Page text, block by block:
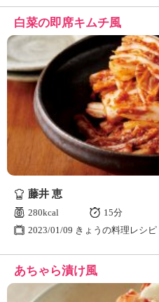
白菜の即席キムチ風
藤井 恵
280kcal
15分
2023/01/09 きょうの料理レシピ
あちゃら漬け風